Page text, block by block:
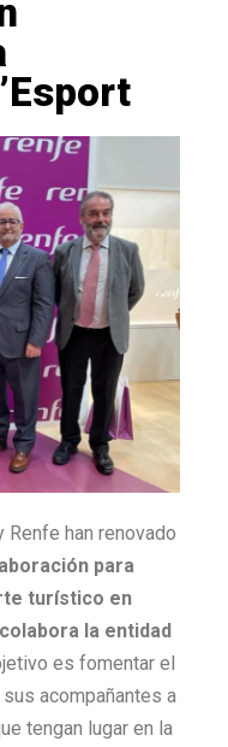
Renfe han renovado
para
turístico en
la entidad
es fomentar el
acompañantes a
tengan lugar en la